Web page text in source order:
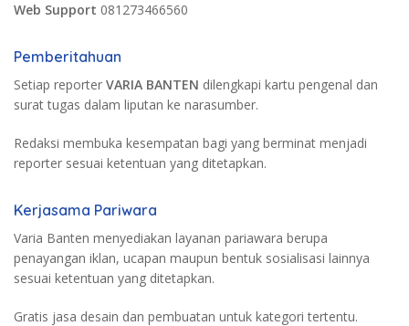
Web Support 081273466560
Pemberitahuan
Setiap reporter VARIA BANTEN dilengkapi kartu pengenal dan
surat tugas dalam liputan ke narasumber.
Redaksi membuka kesempatan bagi yang berminat menjadi
reporter sesuai ketentuan yang ditetapkan.
Kerjasama Pariwara
Varia Banten menyediakan layanan pariawara berupa
penayangan iklan, ucapan maupun bentuk sosialisasi lainnya
sesuai ketentuan yang ditetapkan.
Gratis jasa desain dan pembuatan untuk kategori tertentu.